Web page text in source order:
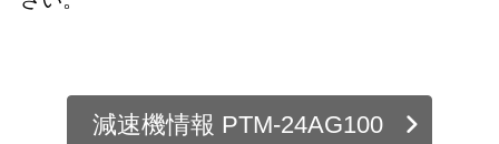
減速機情報 PTM-24AG100